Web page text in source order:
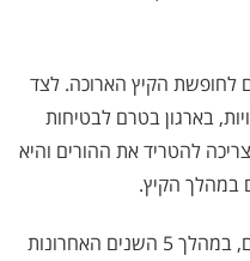
לחופשת הקיץ הארוכה. לצד
בארגון בטרם לבטיחות
להטריד את ההורים והיא
במהלך הקיץ.
לפי נתוני ארגון בטרם לבטיחות ילדים, במהלך 5 השנים האחרונות